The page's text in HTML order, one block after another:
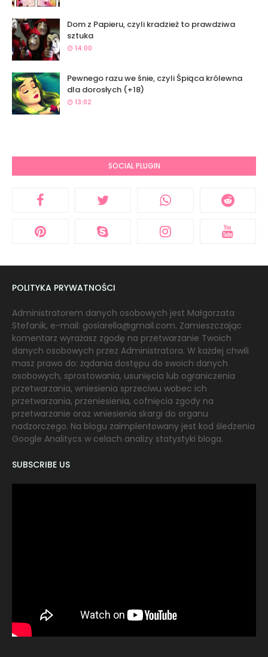
Dom z Papieru, czyli kradzież to prawdziwa
sztuka
14:00
Pewnego razu we śnie, czyli Śpiąca królewna
dla dorosłych (+18)
13:02
SOCIAL PLUGIN
POLITYKA PRYWATNOŚCI
Administratorem danych osobowych jest Małgorzata
Stefanik, e-mail: gosiarella@gmail.com. Zamieszczając
komentarz wyrażasz zgodę na przetwarzanie Twoich
danych osobowych przez Administratora. W każdej chwili
masz prawo do: żądania dostępu do swoich danych
osobowych, sprostowania, usunięcia lub ograniczenia
przetwarzania, wniesienia sprzeciwu wobec ich
przetwarzania, przeniesienia, cofnięcia zgody na
przetwarzanie oraz wniesienia skargi do organu
nadzorczego. Na blogu zaimplentowany jest kod śledzenia
Google Analitycs w celach analizy statystyki bloga.
SUBSCRIBE US